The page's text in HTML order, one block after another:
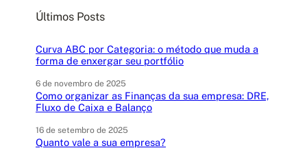
h
Últimos Posts
Curva ABC por Categoria: o método que muda a
forma de enxergar seu portfólio
6 de novembro de 2025
Como organizar as Finanças da sua empresa: DRE,
Fluxo de Caixa e Balanço
16 de setembro de 2025
Quanto vale a sua empresa?